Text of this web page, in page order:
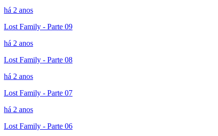
há 2 anos
Lost Family - Parte 09
há 2 anos
Lost Family - Parte 08
há 2 anos
Lost Family - Parte 07
há 2 anos
Lost Family - Parte 06